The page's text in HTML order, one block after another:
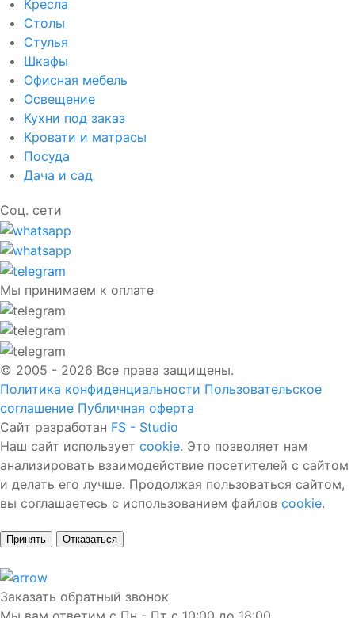
Кресла
Столы
Стулья
Шкафы
Офисная мебель
Освещение
Кухни под заказ
Кровати и матрасы
Посуда
Дача и сад
Соц. сети
Мы принимаем к оплате
© 2005 - 2026 Все права защищены.
Политика конфиденциальности Пользовательское
соглашение Публичная оферта
Сайт разработан FS - Studio
Наш сайт использует cookie. Это позволяет нам
анализировать взаимодействие посетителей с сайтом
и делать его лучше. Продолжая пользоваться сайтом,
вы соглашаетесь с использованием файлов cookie.
Принять Отказаться
Заказать обратный звонок